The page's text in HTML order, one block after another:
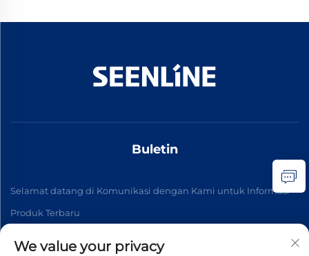
Buletin
Selamat datang di Komunikasi dengan Kami untuk Informasi
Produk Terbaru
We value your privacy